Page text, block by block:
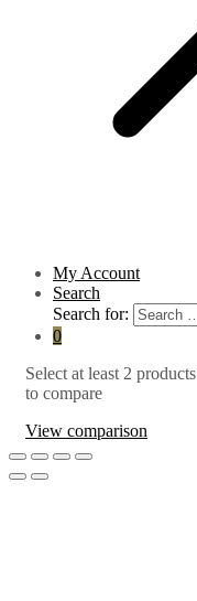
My Account
Search
Search for:
0
Select at least 2 products
to compare
View comparison